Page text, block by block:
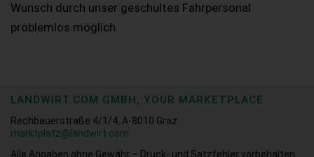
Wunsch durch unser geschultes Fahrpersonal
problemlos möglich.
LANDWIRT.COM GMBH, YOUR MARKETPLACE
Rechbauerstraße 4/1/4, A-8010 Graz
marktplatz@landwirt.com
Alle Angaben ohne Gewähr – Druck- und Satzfehler vorbehalten.